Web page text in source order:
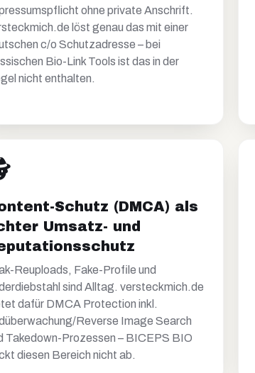
ohne private Anschrift.
löst genau das mit einer
c/o Schutzadresse – bei
Bio-Link Tools ist das in der
nicht enthalten.
Schutz (DMCA) als
Umsatz- und
Reuploads, Fake-Profile und
sind Alltag. versteckmich.de
dafür DMCA Protection inkl.
Reverse Image Search
Takedown-Prozessen – BICEPS BIO
diesen Bereich nicht ab.